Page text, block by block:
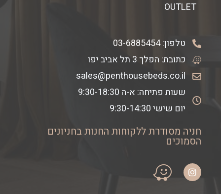
OUTLET
טלפון:03-6885454
כתובת: הפלך 3 תל אביב יפו
sales@penthousebeds.co.il
שעות פתיחה: א-ה 9:30-18:30
יום שישי 9:30-14:30
חניה מסודרת ללקוחות החנות בחניונים
הסמוכים